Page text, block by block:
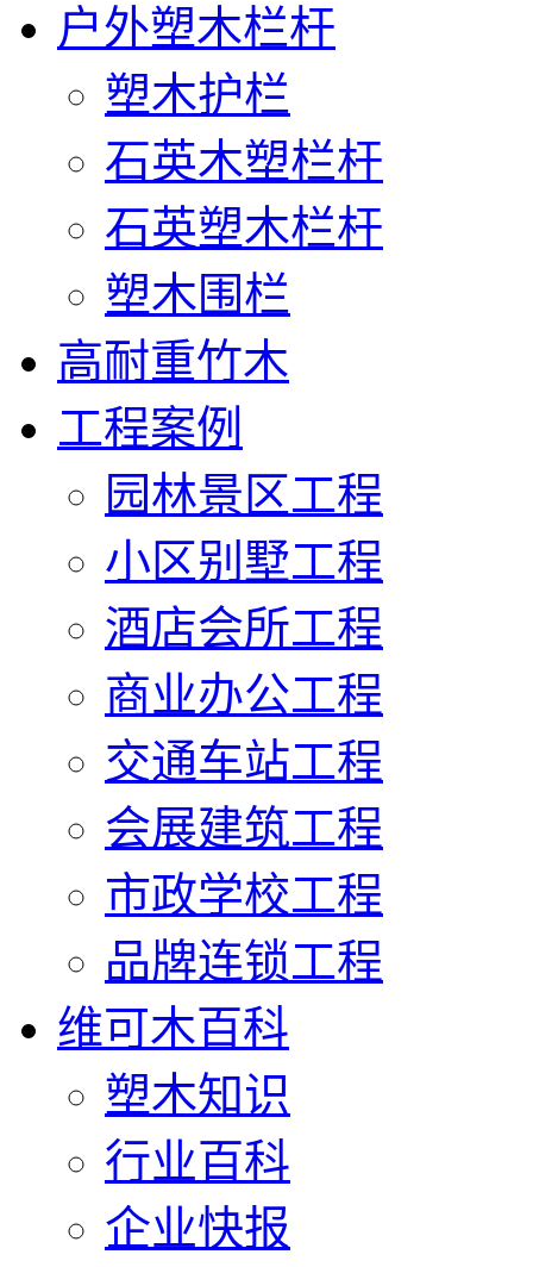
户外塑木栏杆
塑木护栏
石英木塑栏杆
石英塑木栏杆
塑木围栏
高耐重竹木
工程案例
园林景区工程
小区别墅工程
酒店会所工程
商业办公工程
交通车站工程
会展建筑工程
市政学校工程
品牌连锁工程
维可木百科
塑木知识
行业百科
企业快报